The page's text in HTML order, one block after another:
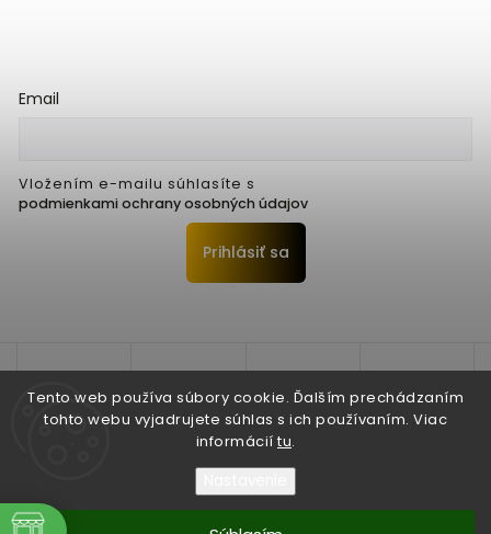
Tento web používa súbory cookie. Ďalším prechádzaním
tohto webu vyjadrujete súhlas s ich používaním. Viac
informácií tu.
Email
Vložením e-mailu súhlasíte s
podmienkami ochrany osobných údajov
Prihlásiť sa
Copyright 2026 Seko Trenčín s.r.o.. Všetky práva vyhradené.